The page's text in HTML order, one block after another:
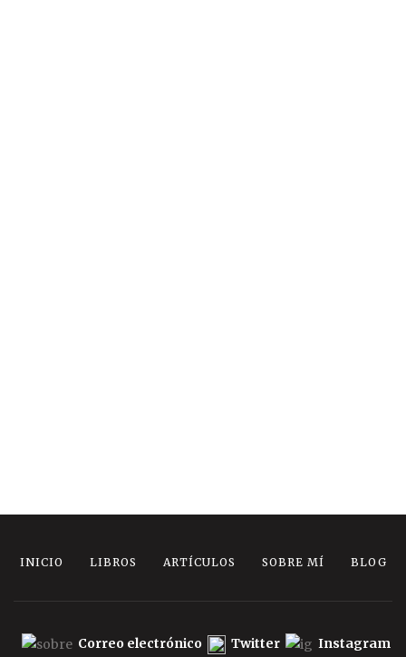
INICIO LIBROS ARTÍCULOS SOBRE MÍ BLOG
Correo electrónico Twitter Instagram